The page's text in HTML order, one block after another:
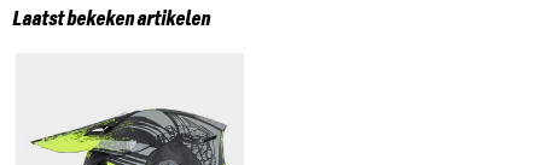
Laatst bekeken artikelen